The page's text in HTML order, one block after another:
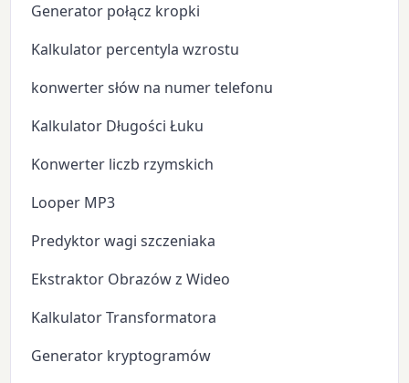
Generator połącz kropki
Kalkulator percentyla wzrostu
konwerter słów na numer telefonu
Kalkulator Długości Łuku
Konwerter liczb rzymskich
Looper MP3
Predyktor wagi szczeniaka
Ekstraktor Obrazów z Wideo
Kalkulator Transformatora
Generator kryptogramów